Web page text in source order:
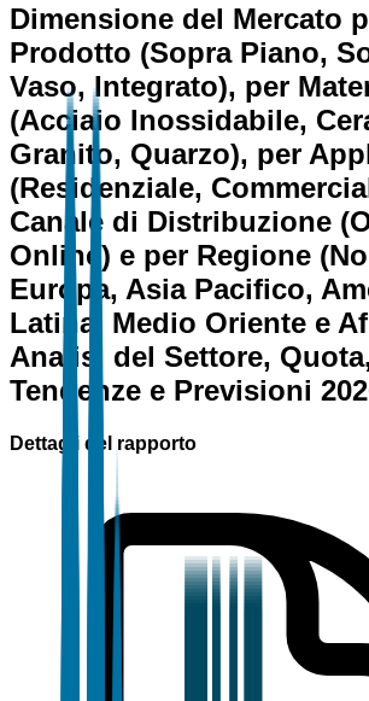
Dimensione del Mercato
Prodotto (Sopra Piano,
Vaso, Integrato), per
(Acciaio Inossidabile,
Granito, Quarzo), per
(Residenziale,
Canale di Distribuzione
Online) e per Regione
Europa, Asia Pacifico,
Latina, Medio Oriente e
Analisi del Settore,
Tendenze e Previsioni
Dettagli del rapporto